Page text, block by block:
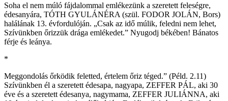
Soha el nem múló fájdalommal emlékezünk a szeretett feleségre,
édesanyára, TÓTH GYULÁNÉRA (szül. FODOR JOLÁN, Bors)
halálának 13. évfordulóján. „Csak az idő múlik, feledni nem lehet,
Szívünkben őrizzük drága emlékedet.” Nyugodj békében! Bánatos
férje és leánya.
*
Meggondolás őrködik feletted, értelem őriz téged.” (Péld. 2.11)
Szívünkben él a szeretett édesapa, nagyapa, ZEFFER PÁL, aki 30
éve és a szeretett édesanya, nagymama, ZEFFER JULIÁNNA, aki